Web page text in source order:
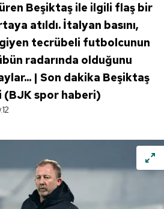
Beşiktaş ile ilgili flaş bir
atıldı. İtalyan basını,
tecrübeli futbolcunun
radarında olduğunu
| Son dakika Beşiktaş
spor haberi)